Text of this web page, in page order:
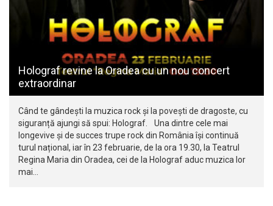
Holograf revine la Oradea cu un nou concert
extraordinar
Când te gândești la muzica rock și la povești de dragoste, cu
siguranță ajungi să spui: Holograf. Una dintre cele mai
longevive și de succes trupe rock din România își continuă
turul național, iar în 23 februarie, de la ora 19.30, la Teatrul
Regina Maria din Oradea, cei de la Holograf aduc muzica lor
mai…